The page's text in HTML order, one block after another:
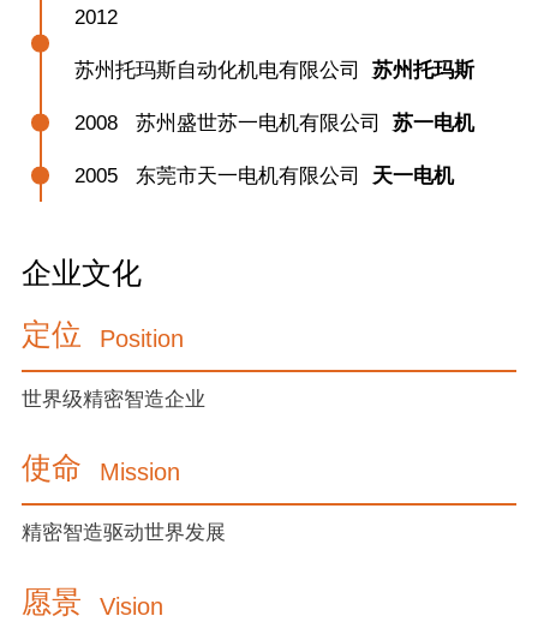
2012
苏州托玛斯自动化机电有限公司苏州托玛斯
2008 苏州盛世苏一电机有限公司苏一电机
2005 东莞市天一电机有限公司 天一电机
企业文化
定位
Position
世界级精密智造企业
使命 Mission
精密智造驱动世界发展
愿景 Vision